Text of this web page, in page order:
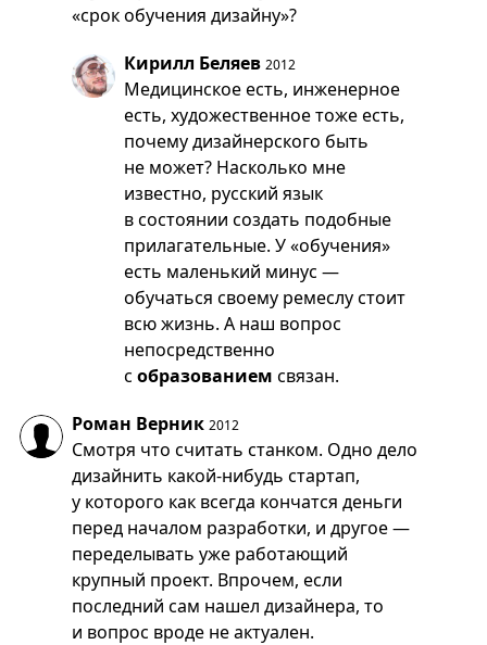
«срок обучения дизайну»?
Кирилл Беляев 2012
Медицинское есть, инженерное
есть, художественное тоже есть,
почему дизайнерского быть
не может? Насколько мне
известно, русский язык
в состоянии создать подобные
прилагательные. У «обучения»
есть маленький минус —
обучаться своему ремеслу стоит
всю жизнь. А наш вопрос
непосредственно
с образованием связан.
Роман Верник 2012
Смотря что считать станком. Одно дело
дизайнить какой-нибудь стартап,
у которого как всегда кончатся деньги
перед началом разработки, и другое —
переделывать уже работающий
крупный проект. Впрочем, если
последний сам нашел дизайнера, то
и вопрос вроде не актуален.